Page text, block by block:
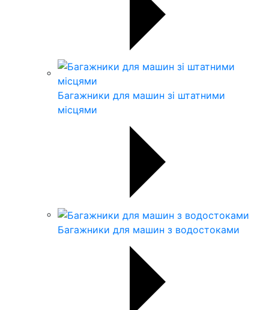
Багажники для машин зі штатними
місцями
Багажники для машин з водостоками